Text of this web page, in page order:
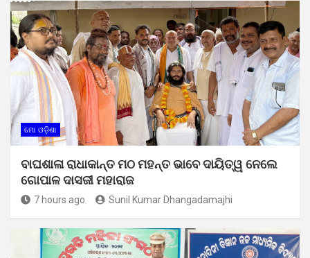
ମୋ ଓଡ଼ିଶା
ବାଘଶାଳା ରାଧାକାନ୍ତ ମଠ ମହନ୍ତ ଭାବେ ଦାୟିତ୍ୱ ନେଲେ
ଗୋପାଳ ଦାସଜୀ ମହାରାଜ
7 hours ago Sunil Kumar Dhangadamajhi